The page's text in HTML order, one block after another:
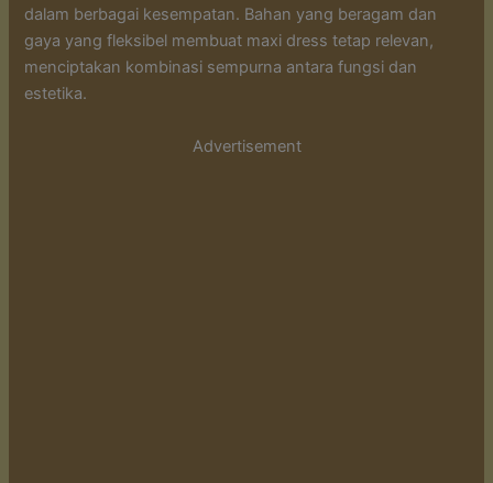
dalam berbagai kesempatan. Bahan yang beragam dan
gaya yang fleksibel membuat maxi dress tetap relevan,
menciptakan kombinasi sempurna antara fungsi dan
estetika.
Advertisement